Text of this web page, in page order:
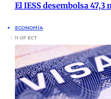
El IESS desembolsa
ECONOMÍA
11:07 ECT